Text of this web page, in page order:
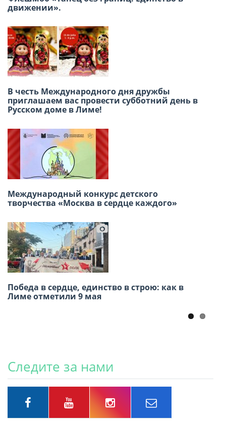
движении».
В честь Международного дня дружбы
приглашаем вас провести субботний день в
Русском доме в Лиме!
Международный конкурс детского
творчества «Москва в сердце каждого»
Победа в сердце, единство в строю: как в
Лиме отметили 9 мая
«Бессмертный полк» 9 Мая
В Лиме отметили 140-летие татарского поэта
Габдуллы Тукая
«Тоня»: глубокая история о мужестве
тружениц тыла
Память через океан: Конкурс «История моей
семьи в истории Великой Отечественной
Следите за нами